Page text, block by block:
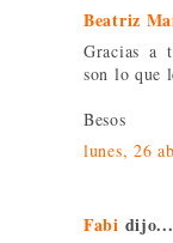
Beatriz
Gracias a
son lo que
Besos
lunes, 26
Fabi dijo...